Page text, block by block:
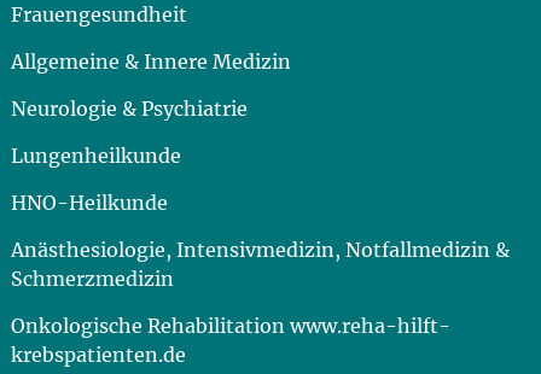
Frauengesundheit
Allgemeine & Innere Medizin
Neurologie & Psychiatrie
Lungenheilkunde
HNO-Heilkunde
Anästhesiologie, Intensivmedizin, Notfallmedizin &
Schmerzmedizin
Onkologische Rehabilitation www.reha-hilft-
krebspatienten.de